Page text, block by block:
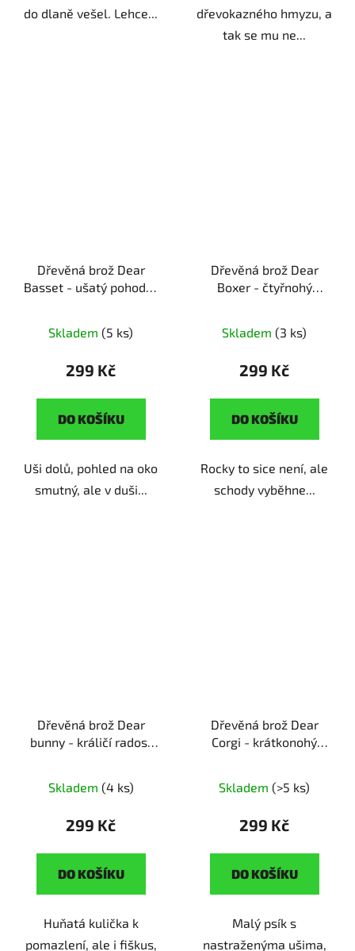
do dlaně vešel. Lehce...
dřevokazného hmyzu, a
tak se mu ne...
Dřevěná brož Dear
Basset - ušatý pohodář
Skladem (5 ks)
299 Kč
DO KOŠÍKU
Uši dolů, pohled na oko
smutný, ale v duši...
Dřevěná brož Dear
Boxer - čtyřnohý
pejskaře
Skladem (3 ks)
299 Kč
DO KOŠÍKU
Rocky to sice není, ale
schody vyběhne...
Dřevěná brož Dear
bunny - králičí radost
králíčků
Skladem (4 ks)
299 Kč
DO KOŠÍKU
Huňatá kulička k
pomazlení, ale i fiškus,
Dřevěná brož Dear
Corgi - krátkonohý
pejskaře
Skladem (>5 ks)
299 Kč
DO KOŠÍKU
Malý psík s
nastraženýma ušima,